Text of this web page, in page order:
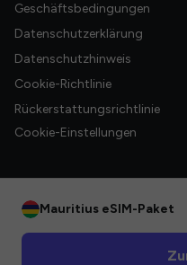
Geschäftsbedingungen
Datenschutzerklärung
Datenschutzhinweis
Cookie-Richtlinie
Rückerstattungsrichtlinie
Cookie-Einstellungen
Mauritius eSIM-Paket